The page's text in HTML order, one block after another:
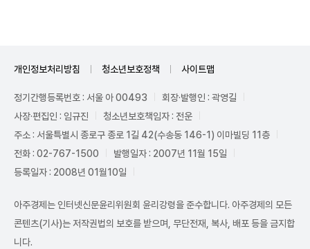
개인정보처리방침 청소년보호정책 사이트맵
정기간행등록번호 : 서울 아 00493
회장·발행인 : 곽영길
사장·편집인 : 임규진
청소년보호책임자 : 전운
주소 : 서울특별시 종로구 종로 1길 42(수송동 146-1) 이마빌딩 11층
전화 : 02-767-1500
발행일자 : 2007년 11월 15일
등록일자 : 2008년 01월10일
아주경제는 인터넷신문윤리위원회 윤리강령을 준수합니다. 아주경제의 모든
콘텐츠(기사)는 저작권법의 보호를 받으며, 무단전재, 복사, 배포 등을 금지합
니다.